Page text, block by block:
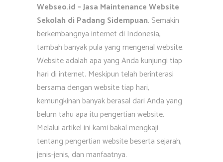
Webseo.id – Jasa Maintenance Website
Sekolah di Padang Sidempuan. Semakin
berkembangnya internet di Indonesia,
tambah banyak pula yang mengenal website.
Website adalah apa yang Anda kunjungi tiap
hari di internet. Meskipun telah berinterasi
bersama dengan website tiap hari,
kemungkinan banyak berasal dari Anda yang
belum tahu apa itu pengertian website.
Melalui artikel ini kami bakal mengkaji
tentang pengertian website beserta sejarah,
jenis-jenis, dan manfaatnya.